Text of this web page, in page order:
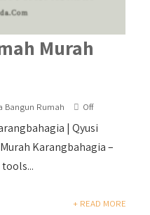
Murah
Bangun Rumah Off
| Qyusi
Karangbahagia –
+ READ MORE